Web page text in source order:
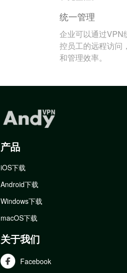
统一管理
企业可以通过VPN
控员工的远程访问
和管理效率。
产品
iOS下载
Android下载
Windows下载
macOS下载
关于我们
Facebook